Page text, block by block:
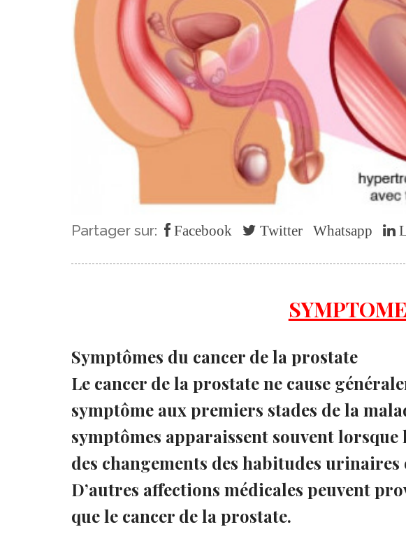
Partager sur: Facebook Twitter Whatsapp
Symptômes du cancer de la prostate
Le cancer de la prostate ne cause
symptôme aux premiers stades de la
symptômes apparaissent souvent
des changements des habitudes urinaires
D’autres affections médicales peuvent
que le cancer de la prostate.